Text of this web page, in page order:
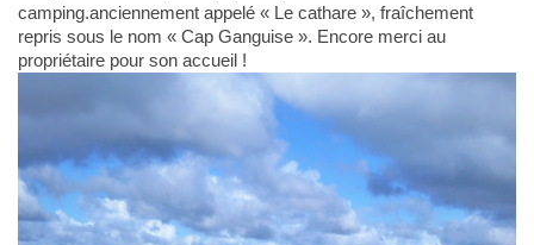
camping.anciennement appelé « Le cathare », fraîchement
repris sous le nom « Cap Ganguise ». Encore merci au
propriétaire pour son accueil !